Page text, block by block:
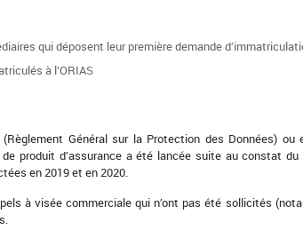
qui déposent leur première demande
à l’ORIAS
Général sur la Protection des Données)
produit d’assurance a été lancée suite au constat du
en 2019 et en 2020.
à visée commerciale qui n’ont pas été sollicités